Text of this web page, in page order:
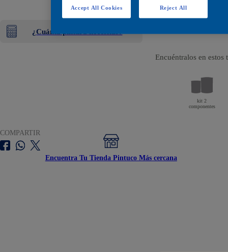
Intergard
¿Cuánta pintura necesitas?
Encuéntralos en estos
kit 2
componentes
COMPARTIR
Encuentra Tu Tienda Pintuco Más cercana
Reject All
Accept All Cookies